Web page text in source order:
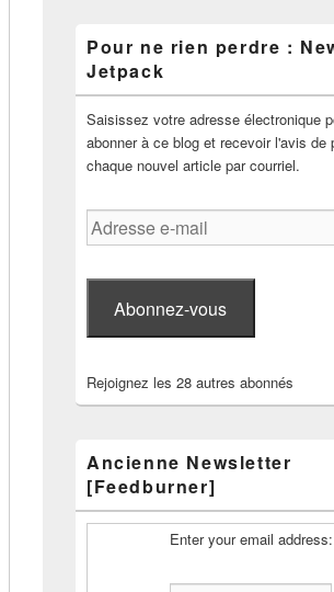
Pour ne rien perdre :
Jetpack
Saisissez votre adresse électronique
abonner à ce blog et recevoir l'avis de
chaque nouvel article par courriel.
Adresse
e-
Abonnez-vous
Rejoignez les 28 autres abonnés
Ancienne Newsletter
[Feedburner]
Enter your email address: